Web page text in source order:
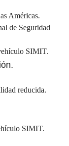
Américas.
de Seguridad
SIMIT.
reducida.
SIMIT.